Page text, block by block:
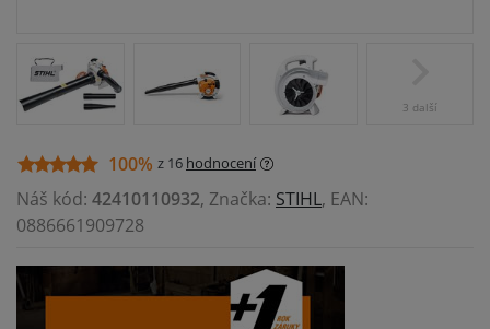
3 další
100% z 16 hodnocení
Náš kód: 42410110932, Značka: STIHL, EAN:
0886661909728